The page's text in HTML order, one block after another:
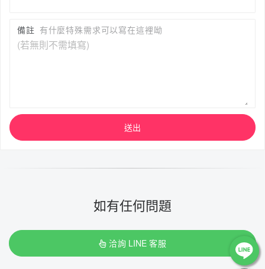
備註 有什麼特殊需求可以寫在這裡呦
送出
如有任何問題
洽詢 LINE 客服